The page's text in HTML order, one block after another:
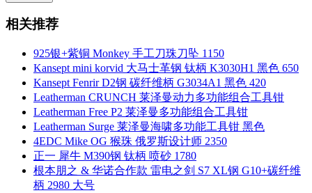
相关推荐
925银+紫铜 Monkey 手工刀珠刀坠 1150
Kansept mini korvid 大马士革钢 钛柄 K3030H1 黑色 650
Kansept Fenrir D2钢 碳纤维柄 G3034A1 黑色 420
Leatherman CRUNCH 莱泽曼动力多功能组合工具钳
Leatherman Free P2 莱泽曼多功能组合工具钳
Leatherman Surge 莱泽曼海啸多功能工具钳 黑色
4EDC Mike OG 猴珠 俄罗斯设计师 2350
正一 犀牛 M390钢 钛柄 喷砂 1780
根本朋之 & 华诺合作款 雷电之剑 S7 XL钢 G10+碳纤维
柄 2980 大号